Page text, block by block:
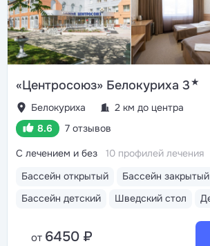
«Центросоюз» Белокуриха 3★
Белокуриха
2 км до центра
8.6
7 отзывов
Бассейн открытый
Бассейн закрытый
Бассейн детский
Шведский стол
С лечением и без 10 профилей лечения
от 6450 ₽